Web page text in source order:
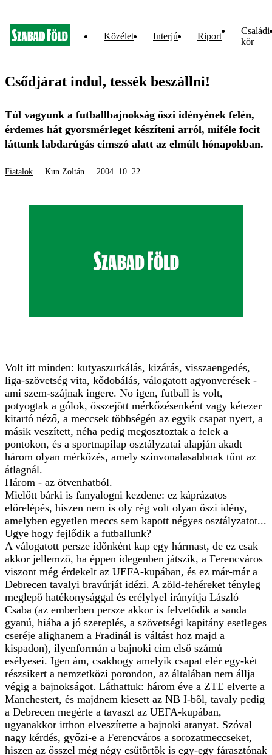
Közélet Interjú Riport
Családi
kör
Csődjárat indul, tessék beszállni!
Túl vagyunk a futballbajnokság őszi idényének felén,
érdemes hát gyorsmérleget készíteni arról, miféle focit
láttunk labdarúgás címszó alatt az elmúlt hónapokban.
Fiatalok Kun Zoltán 2004. 10. 22.
Volt itt minden: kutyaszurkálás, kizárás, visszaengedés,
liga-szövetség vita, kődobálás, válogatott agyonverések -
ami szem-szájnak ingere. No igen, futball is volt,
potyogtak a gólok, összejött mérkőzésenként vagy kétezer
kitartó néző, a meccsek többségén az egyik csapat nyert, a
másik veszített, néha pedig megosztoztak a felek a
pontokon, és a sportnapilap osztályzatai alapján akadt
három olyan mérkőzés, amely színvonalasabbnak tűnt az
átlagnál.
Három - az ötvenhatból.
Mielőtt bárki is fanyalogni kezdene: ez káprázatos
előrelépés, hiszen nem is oly rég volt olyan őszi idény,
amelyben egyetlen meccs sem kapott négyes osztályzatot...
Ugye hogy fejlődik a futballunk?
A válogatott persze időnként kap egy hármast, de ez csak
akkor jellemző, ha éppen idegenben játszik, a Ferencváros
viszont még érdekelt az UEFA-kupában, és ez már-már a
Debrecen tavalyi bravúrját idézi. A zöld-fehéreket tényleg
meglepő hatékonysággal és erélylyel irányítja László
Csaba (az emberben persze akkor is felvetődik a sanda
gyanú, hiába a jó szereplés, a szövetségi kapitány esetleges
cseréje alighanem a Fradinál is váltást hoz majd a
kispadon), ilyenformán a bajnoki cím első számú
esélyesei. Igen ám, csakhogy amelyik csapat elér egy-két
részsikert a nemzetközi porondon, az általában nem állja
végig a bajnokságot. Láthattuk: három éve a ZTE elverte a
Manchestert, és majdnem kiesett az NB I-ből, tavaly pedig
a Debrecen megérte a tavaszt az UEFA-kupában,
ugyanakkor itthon elveszítette a bajnoki aranyat. Szóval
nagy kérdés, győzi-e a Ferencváros a sorozatmeccseket,
hiszen az ősszel még négy csütörtök is egy-egy fárasztónak